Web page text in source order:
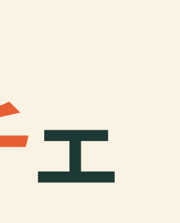
ェ